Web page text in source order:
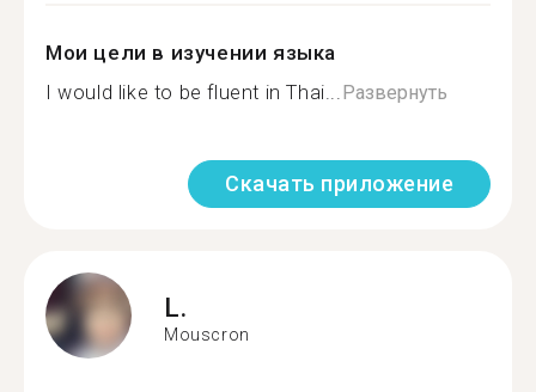
Мои цели в изучении языка
I would like to be fluent in Thai...Развернуть
Скачать приложение
L.
Mouscron